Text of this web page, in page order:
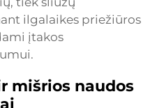
ilgalaikes priežiūros
įtakos
mišrios naudos